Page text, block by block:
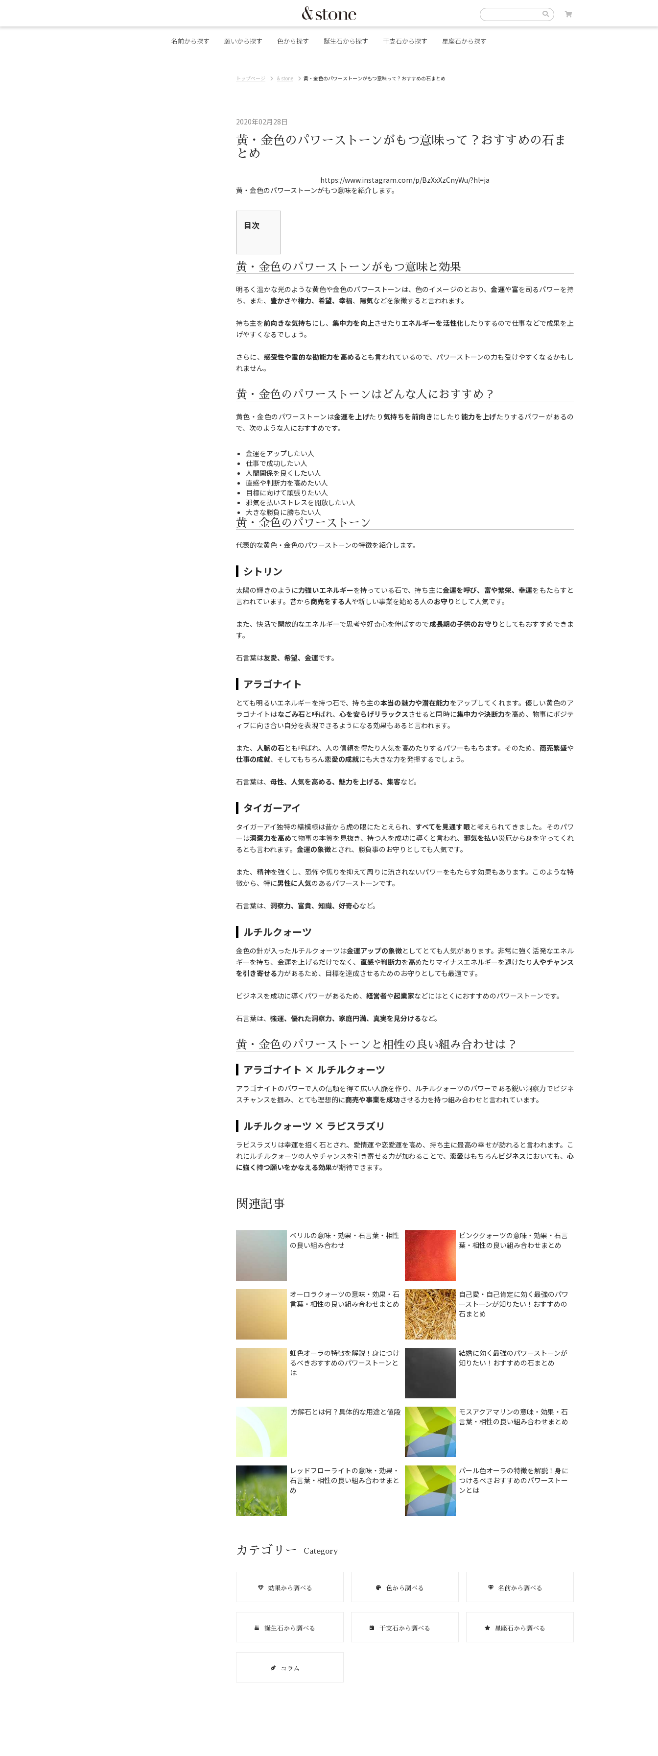
名前から探す 願いから探す 色から探す 誕生石から探す 干支石から探す 星座石から探す
トップページ & stone 黄・金色のパワーストーンがもつ意味って？おすすめの石まとめ
2020年02月28日
黄・金色のパワーストーンがもつ意味って？おすすめの石ま
とめ
https://www.instagram.com/p/BzXxXzCnyWu/?hl=ja
黄・金色のパワーストーンがもつ意味を紹介します。
目次
黄・金色のパワーストーンがもつ意味と効果
明るく温かな光のような黄色や金色のパワーストーンは、色のイメージのとおり、金運や富を司るパワーを持
ち、また、 豊かさや権力、希望、幸福、 陽気などを象徴すると言われます。
持ち主を前向きな気持ち にし、集中力を向上させたり エネルギーを活性化したりするので仕事などで成果を上
げやすくなるでしょう。
さらに、 感受性や霊的な勘能力を高めるとも言われているので、パワーストーンの力も受けやすくなるかもし
れません。
黄・金色のパワーストーンはどんな人におすすめ？
黄色・金色のパワーストーンは金運を上げたり気持ちを前向き にしたり 能力を上げたりするパワーがあるの
で、次のような人におすすめです。
金運をアップしたい人
仕事で成功したい人
人間関係を良くしたい人
直感や判断力を高めたい人
目標に向けて頑張りたい人
邪気を払いストレスを開放したい人
大きな勝負に勝ちたい人
黄・金色のパワーストーン
代表的な黄色・金色のパワーストーンの特徴を紹介します。
シトリン
太陽の輝きのように力強いエネルギーを持っている石で、持ち主に金運を呼び、富や繁栄、幸運をもたらすと
言われています。昔から商売をする人や新しい事業を始める人のお守り として人気です。
また、快活で開放的なエネルギーで思考や好奇心を伸ばすので成長期の子供のお守り としてもおすすめできま
す。
石言葉は友愛、希望、金運です。
アラゴナイト
とても明るいエネルギーを持つ石で、持ち主の本当の魅力や潜在能力をアップしてくれます。優しい黄色のア
ラゴナイトはなごみ石と呼ばれ、心を安らげリラックスさせると同時に集中力や決断力を高め、物事にポジテ
ィブに向き合い自分を表現できるようになる効果もあると言われます。
また、 人脈の石とも呼ばれ、人の信頼を得たり人気を高めたりするパワーももちます。そのため、 商売繁盛や
仕事の成就、そしてもちろん恋愛の成就にも大きな力を発揮するでしょう。
石言葉は、 母性、人気を高める、魅力を上げる、集客など。
タイガーアイ
タイガーアイ独特の縞模様は昔から虎の眼にたとえられ、 すべてを見通す眼と考えられてきました。そのパワ
ーは洞察力を高めて物事の本質を見抜き、持つ人を成功に導くと言われ、 邪気を払い災厄から身を守ってくれ
るとも言われます。 金運の象徴とされ、勝負事のお守りとしても人気です。
また、精神を強くし、恐怖や焦りを抑えて周りに流されないパワーをもたらす効果もあります。このような特
徴から、特に男性に人気のあるパワーストーンです。
石言葉は、 洞察力、富貴、知識、好奇心など。
ルチルクォーツ
金色の針が入ったルチルクォーツは金運アップの象徴としてとても人気があります。非常に強く活発なエネル
ギーを持ち、金運を上げるだけでなく、 直感や判断力を高めたりマイナスエネルギーを退けたり 人やチャンス
を引き寄せる力があるため、目標を達成させるためのお守りとしても最適です。
ビジネスを成功に導くパワーがあるため、 経営者や起業家などにはとくにおすすめのパワーストーンです。
石言葉は、 強運、優れた洞察力、家庭円満、真実を見分けるなど。
黄・金色のパワーストーンと相性の良い組み合わせは？
アラゴナイト × ルチルクォーツ
アラゴナイトのパワーで人の信頼を得て広い人脈を作り、ルチルクォーツのパワーである鋭い洞察力でビジネ
スチャンスを掴み、とても理想的に商売や事業を成功させる力を持つ組み合わせと言われています。
ルチルクォーツ × ラピスラズリ
ラピスラズリは幸運を招く石とされ、愛情運や恋愛運を高め、持ち主に最高の幸せが訪れると言われます。こ
れにルチルクォーツの人やチャンスを引き寄せる力が加わることで、 恋愛はもちろんビジネスにおいても、 心
に強く持つ願いをかなえる効果が期待できます。
関連記事
ベリルの意味・効果・石言葉・相性
の良い組み合わせ
ピンククォーツの意味・効果・石言
葉・相性の良い組み合わせまとめ
オーロラクォーツの意味・効果・石
言葉・相性の良い組み合わせまとめ
自己愛・自己肯定に効く最強のパワ
ーストーンが知りたい！おすすめの
石まとめ
虹色オーラの特徴を解説！身につけ
るべきおすすめのパワーストーンと
は
結婚に効く最強のパワーストーンが
知りたい！おすすめの石まとめ
方解石とは何？具体的な用途と値段
モスアクアマリンの意味・効果・石
言葉・相性の良い組み合わせまとめ
レッドフローライトの意味・効果・
石言葉・相性の良い組み合わせまと
め
パール色オーラの特徴を解説！身に
つけるべきおすすめのパワーストー
ンとは
カテゴリー Category
効果から調べる 色から調べる 名前から調べる
誕生石から調べる 干支石から調べる 星座石から調べる
コラム